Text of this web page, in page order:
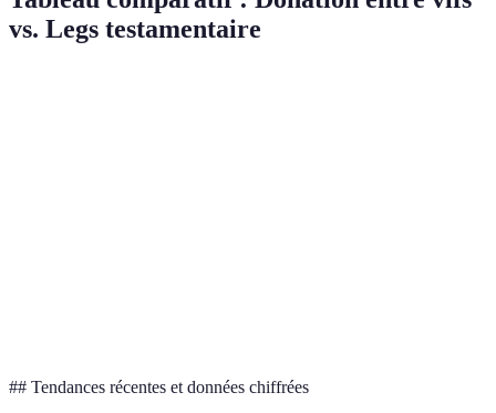
vs. Legs testamentaire
## Tendances récentes et données chiffrées